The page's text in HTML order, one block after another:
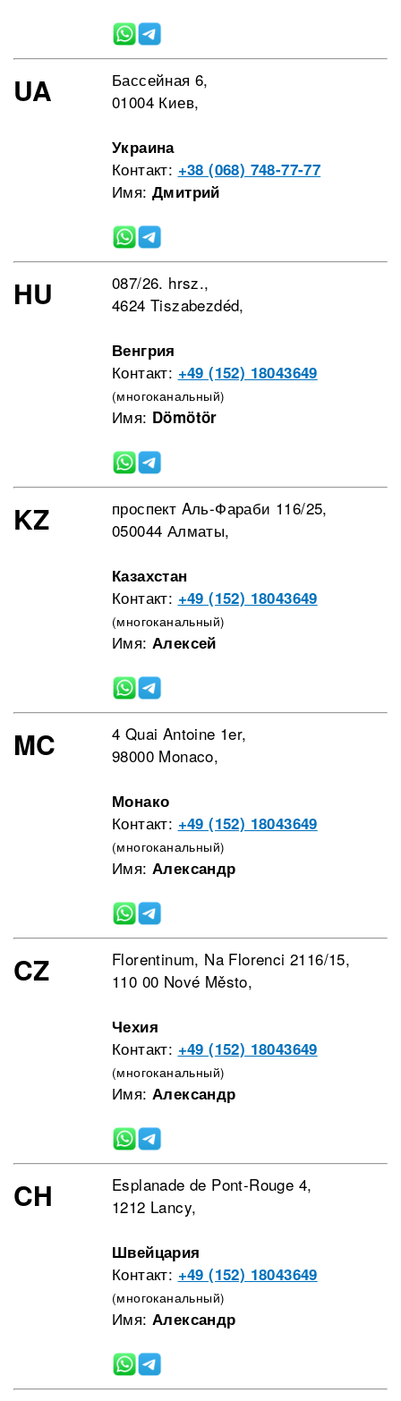
UA
Бассейная 6,
01004 Киев,
Украина
Контакт: +38 (068) 748-77-77
Имя: Дмитрий
HU
087/26. hrsz.,
4624 Tiszabezdéd,
Венгрия
Контакт: +49 (152) 18043649
(многоканальный)
Имя: Dömötör
KZ
проспект Aль-Фараби 116/25,
050044 Алматы,
Казахстан
Контакт: +49 (152) 18043649
(многоканальный)
Имя: Алексей
MC
4 Quai Antoine 1er,
98000 Monaco,
Монако
Контакт: +49 (152) 18043649
(многоканальный)
Имя: Александр
CZ
Florentinum, Na Florenci 2116/15,
110 00 Nové Město,
Чехия
Контакт: +49 (152) 18043649
(многоканальный)
Имя: Александр
CH
Esplanade de Pont-Rouge 4,
1212 Lancy,
Швейцария
Контакт: +49 (152) 18043649
(многоканальный)
Имя: Александр